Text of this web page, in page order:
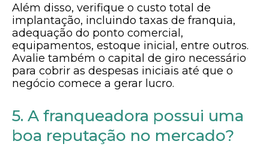
Além disso, verifique o custo total de
implantação, incluindo taxas de franquia,
adequação do ponto comercial,
equipamentos, estoque inicial, entre outros.
Avalie também o capital de giro necessário
para cobrir as despesas iniciais até que o
negócio comece a gerar lucro.
5. A franqueadora possui uma
boa reputação no mercado?